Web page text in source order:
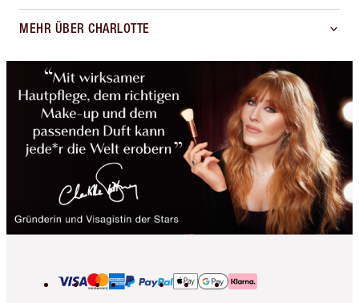
MEHR ÜBER CHARLOTTE